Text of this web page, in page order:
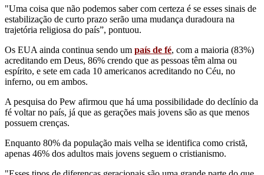
"Uma coisa que não podemos saber com certeza é se esses sinais de
estabilização de curto prazo serão uma mudança duradoura na
trajetória religiosa do país”, pontuou.
Os EUA ainda continua sendo um país de fé, com a maioria (83%)
acreditando em Deus, 86% crendo que as pessoas têm alma ou
espírito, e sete em cada 10 americanos acreditando no Céu, no
inferno, ou em ambos.
A pesquisa do Pew afirmou que há uma possibilidade do declínio da
fé voltar no país, já que as gerações mais jovens são as que menos
possuem crenças.
Enquanto 80% da população mais velha se identifica como cristã,
apenas 46% dos adultos mais jovens seguem o cristianismo.